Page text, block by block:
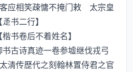
应相笑疎慵不掩门敕 太宗皇
书二行】
卷后不着姓名】
古诗真迹一卷参墟继伐戎弓
清传歴代之刻翰林置侍君之官